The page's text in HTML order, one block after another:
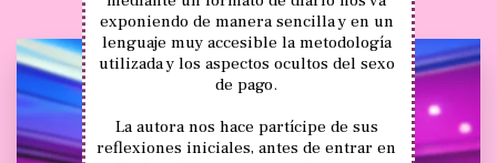
exponiendo de manera sencilla y en un
lenguaje muy accesible la metodología
utilizada y los aspectos ocultos del sexo
de pago.
La autora nos hace partícipe de sus
reflexiones iniciales, antes de entrar en